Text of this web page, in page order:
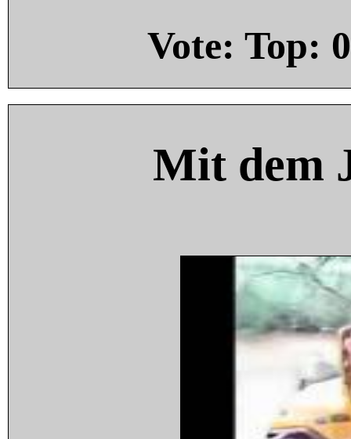
Vote: Top: 0
Mit dem